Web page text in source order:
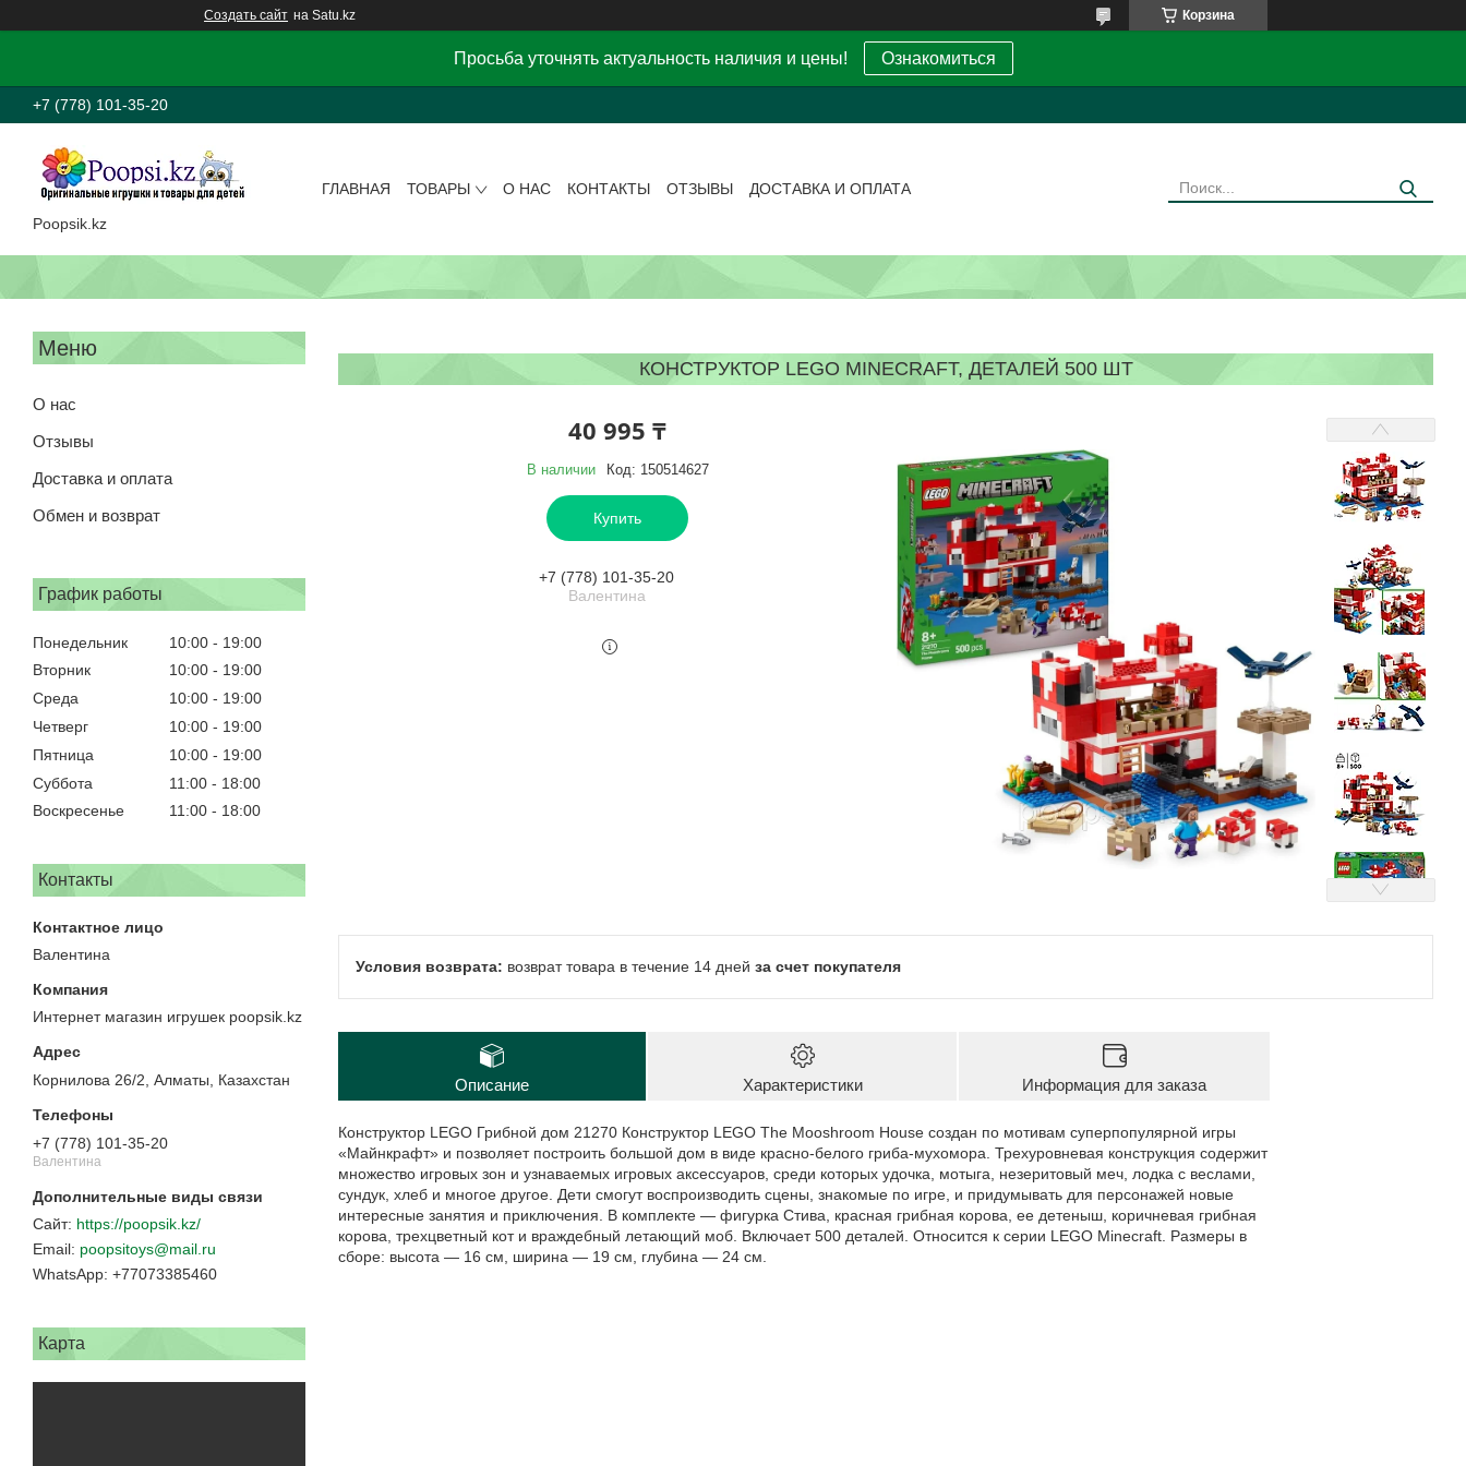
Создать сайт на Satu.kz Корзина
Просьба уточнять актуальность наличия и цены! Ознакомиться
+7 (778) 101-35-20
Poopsik.kz
ГЛАВНАЯ ТОВАРЫ О НАС КОНТАКТЫ ОТЗЫВЫ ДОСТАВКА И ОПЛАТА
О нас
Отзывы
Доставка и оплата
Обмен и возврат
График работы
Понедельник 10:00
19:00
Вторник
10:00
19:00
Среда
10:00
19:00
Четверг
10:00
19:00
Пятница
10:00
19:00
Суббота
11:00
18:00
Воскресенье
11:00 18:00
Контакты
Валентина
Интернет магазин игрушек poopsik.kz
Корнилова 26/2, Алматы, Казахстан
+7 (778) 101-35-20
Валентина
https://poopsik.kz/
poopsitoys@mail.ru
+77073385460
Карта
КОНСТРУКТОР LEGO MINECRAFT, ДЕТАЛЕЙ 500 ШТ
40 995 ₸
В наличии Код: 150514627
Купить
+7 (778) 101-35-20
Валентина
возврат товара в течение 14 дней за счет покупателя
Описание Характеристики Информация для заказа
Конструктор LEGO Грибной дом 21270 Конструктор LEGO The Mooshroom House создан по мотивам суперпопулярной игры
«Майнкрафт» и позволяет построить большой дом в виде красно-белого гриба-мухомора. Трехуровневая конструкция содержит
множество игровых зон и узнаваемых игровых аксессуаров, среди которых удочка, мотыга, незеритовый меч, лодка с веслами,
сундук, хлеб и многое другое. Дети смогут воспроизводить сцены, знакомые по игре, и придумывать для персонажей новые
интересные занятия и приключения. В комплекте — фигурка Стива, красная грибная корова, ее детеныш, коричневая грибная
корова, трехцветный кот и враждебный летающий моб. Включает 500 деталей. Относится к серии LEGO Minecraft. Размеры в
сборе: высота — 16 см, ширина — 19 см, глубина — 24 см.